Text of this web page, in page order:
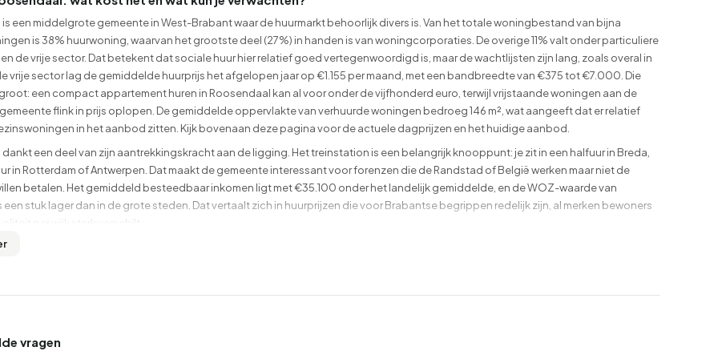
een middelgrote gemeente in West-Brabant waar de huurmarkt behoorlijk divers is. Van het totale woningbestand van bijna
is 38% huurwoning, waarvan het grootste deel (27%) in handen is van woningcorporaties. De overige 11% valt onder particuliere
de vrije sector. Dat betekent dat sociale huur hier relatief goed vertegenwoordigd is, maar de wachtlijsten zijn lang, zoals overal in
vrije sector lag de gemiddelde huurprijs het afgelopen jaar op €1.155 per maand, met een bandbreedte van €375 tot €7.000. Die
een compact appartement huren in Roosendaal kan al voor onder de vijfhonderd euro, terwijl vrijstaande woningen aan de
flink in prijs oplopen. De gemiddelde oppervlakte van verhuurde woningen bedroeg 146 m², wat aangeeft dat er relatief
in het aanbod zitten. Kijk bovenaan deze pagina voor de actuele dagprijzen en het huidige aanbod.
een deel van zijn aantrekkingskracht aan de ligging. Het treinstation is een belangrijk knooppunt: je zit in een halfuur in Breda,
in Rotterdam of Antwerpen. Dat maakt de gemeente interessant voor forenzen die de Randstad of België werken maar niet de
betalen. Het gemiddeld besteedbaar inkomen ligt met €35.100 onder het landelijk gemiddelde, en de WOZ-waarde van
stuk lager dan in de grote steden. Dat vertaalt zich in huurprijzen die voor Brabantse begrippen redelijk zijn, al merken bewoners
per wijk sterk verschilt.
van 18 reviews, maar per wijk lopen de cijfers uiteen van 5,0 tot 9,1. Hieronder de belangrijkste wijken voor huurders.
een 9,1 bij bewoners en dat is niet voor niets. Deze wijk ten zuiden van het centrum is groen, ruim opgezet en populair bij
vragen